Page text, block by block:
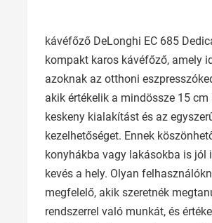
kávéfőző DeLonghi EC 685
kompakt karos kávéfőző, amely
azoknak az otthoni
akik értékelik a mindössze 15 cm
keskeny kialakítást és az
kezelhetőséget. Ennek
konyhákba vagy lakásokba is jól
kevés a hely. Olyan
megfelelő, akik szeretnék
rendszerrel való munkát, és